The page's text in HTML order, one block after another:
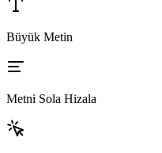
Büyük Metin
Metni Sola Hizala